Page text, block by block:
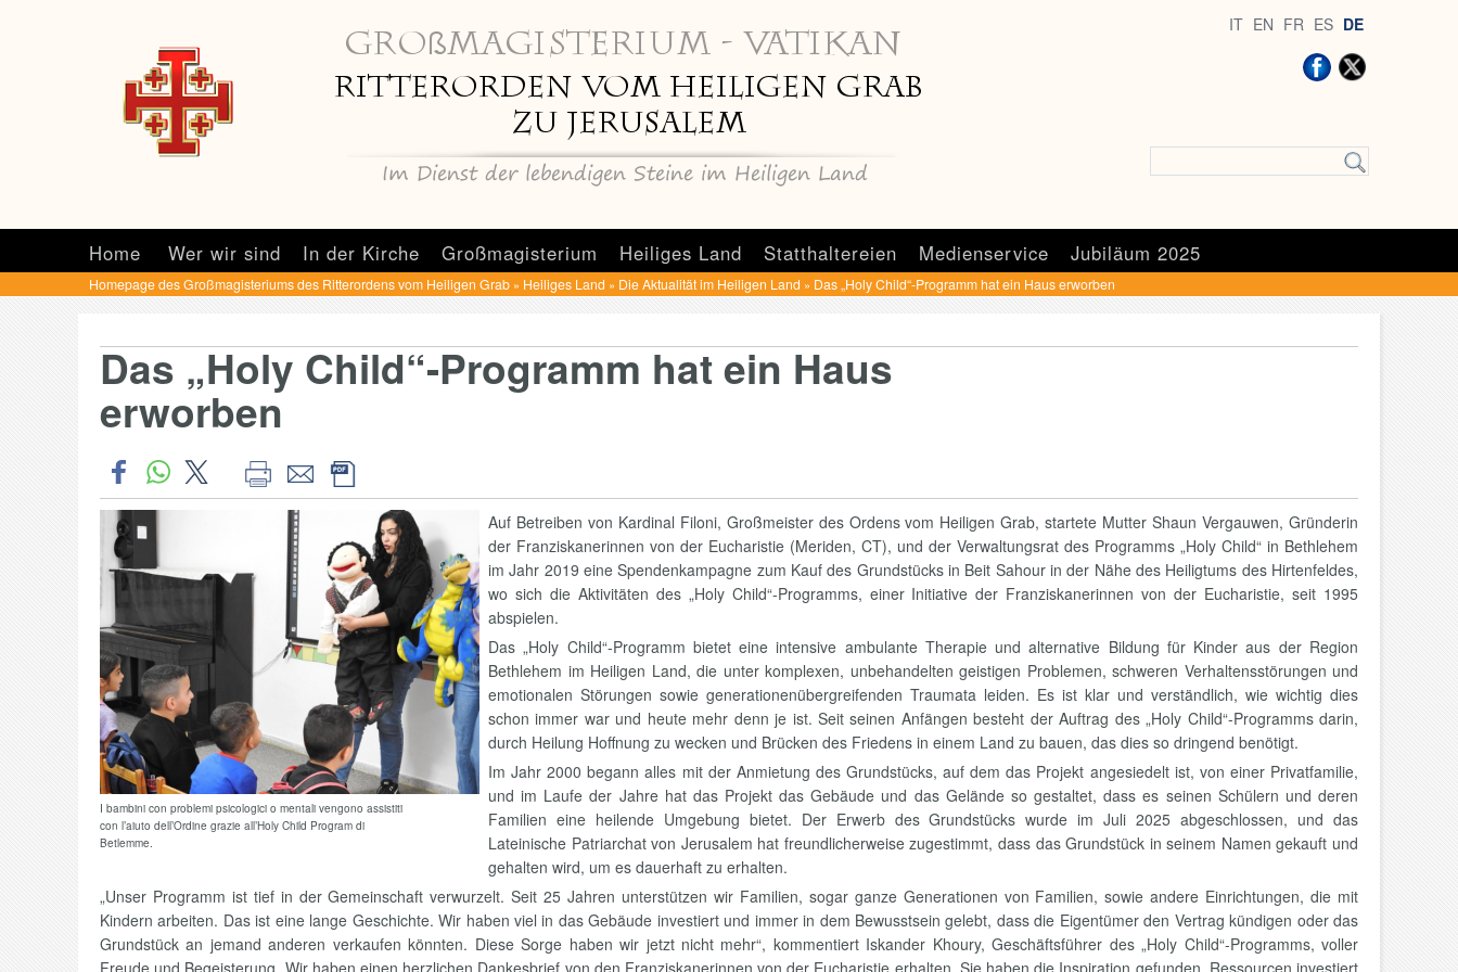
IT EN FR ES DE
Home Wer wir sind In der Kirche Großmagisterium Heiliges Land Statthaltereien Medienservice Jubiläum 2025
Homepage des Großmagisteriums des Ritterordens vom Heiligen Grab » Heiliges Land » Die Aktualität im Heiligen Land » Das „Holy Child“-Programm hat ein Haus erworben
Das „Holy Child“-Programm hat ein Haus
erworben
I bambini con problemi psicologici o mentali vengono assistiti
con l’aiuto dell’Ordine grazie all’Holy Child Program di
Betlemme.
Auf Betreiben von Kardinal Filoni, Großmeister des Ordens vom Heiligen Grab, startete Mutter Shaun Vergauwen, Gründerin
der Franziskanerinnen von der Eucharistie (Meriden, CT), und der Verwaltungsrat des Programms „Holy Child“ in Bethlehem
im Jahr 2019 eine Spendenkampagne zum Kauf des Grundstücks in Beit Sahour in der Nähe des Heiligtums des Hirtenfeldes,
wo sich die Aktivitäten des „Holy Child“-Programms, einer Initiative der Franziskanerinnen von der Eucharistie, seit 1995
abspielen.
Das „Holy Child“-Programm bietet eine intensive ambulante Therapie und alternative Bildung für Kinder aus der Region
Bethlehem im Heiligen Land, die unter komplexen, unbehandelten geistigen Problemen, schweren Verhaltensstörungen und
emotionalen Störungen sowie generationenübergreifenden Traumata leiden. Es ist klar und verständlich, wie wichtig dies
schon immer war und heute mehr denn je ist. Seit seinen Anfängen besteht der Auftrag des „Holy Child“-Programms darin,
durch Heilung Hoffnung zu wecken und Brücken des Friedens in einem Land zu bauen, das dies so dringend benötigt.
Im Jahr 2000 begann alles mit der Anmietung des Grundstücks, auf dem das Projekt angesiedelt ist, von einer Privatfamilie,
und im Laufe der Jahre hat das Projekt das Gebäude und das Gelände so gestaltet, dass es seinen Schülern und deren
Familien eine heilende Umgebung bietet. Der Erwerb des Grundstücks wurde im Juli 2025 abgeschlossen, und das
Lateinische Patriarchat von Jerusalem hat freundlicherweise zugestimmt, dass das Grundstück in seinem Namen gekauft und
gehalten wird, um es dauerhaft zu erhalten.
„Unser Programm ist tief in der Gemeinschaft verwurzelt. Seit 25 Jahren unterstützen wir Familien, sogar ganze Generationen von Familien, sowie andere Einrichtungen, die mit
Kindern arbeiten. Das ist eine lange Geschichte. Wir haben viel in das Gebäude investiert und immer in dem Bewusstsein gelebt, dass die Eigentümer den Vertrag kündigen oder das
Grundstück an jemand anderen verkaufen könnten. Diese Sorge haben wir jetzt nicht mehr“, kommentiert Iskander Khoury, Geschäftsführer des „Holy Child“-Programms, voller
Freude und Begeisterung. Wir haben einen herzlichen Dankesbrief von den Franziskanerinnen von der Eucharistie erhalten. Sie haben die Inspiration gefunden, Ressourcen investiert